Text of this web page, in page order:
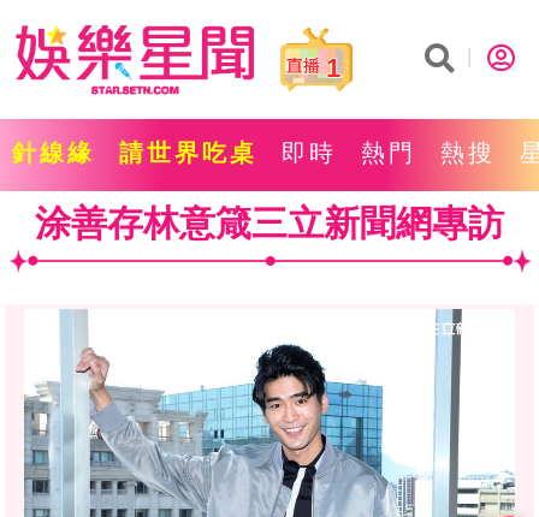
1
針線緣 請世界吃桌 即時 熱門 熱搜
涂善存林意箴三立新聞網專訪